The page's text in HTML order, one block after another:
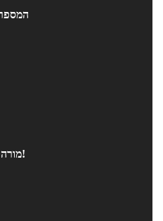
מורה תותח וסבלני ממליץ בחום לכולכם!